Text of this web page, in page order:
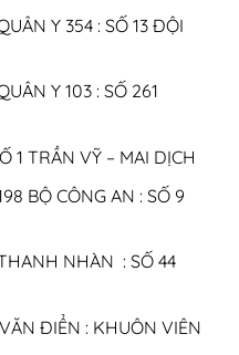
Y 354 : SỐ 13 ĐỘI
Y 103 : SỐ 261
1 TRẦN VỸ – MAI DỊCH
BỘ CÔNG AN : SỐ 9
NHÀN : SỐ 44
ĐIỂN : KHUÔN VIÊN